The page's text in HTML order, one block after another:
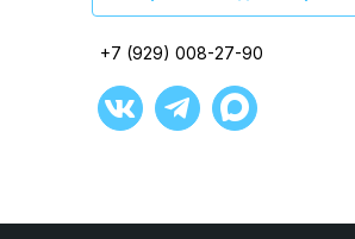
+7 (929) 008-27-90
+7 (929) 008-27-90
+7 (929) 008-27-90
+7 (929) 008-27-90
+7 (929) 008-27-90